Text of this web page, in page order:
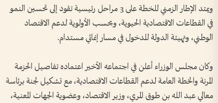
ويمتد الإطار الزمني للخطة على 3 مراحل رئيسية تقود إلى تحسين النمو
في القطاعات الاقتصادية الحيوية، وبحسب الأولوية لدعم الاقتصاد
الوطني، وتهيئة الدولة للدخول في مسار إنمائي مستدام.
وكان مجلس الوزراء أعلن في اجتماعه الأخير اعتماده تفاصيل الحزمة
المرنة والخطة العامة لدعم القطاعات الاقتصادية، مع تشكيل لجنة برئاسة
معالي عبد الله بن طوق المري، وزير الاقتصاد، وعضوية الجهات المعنية،